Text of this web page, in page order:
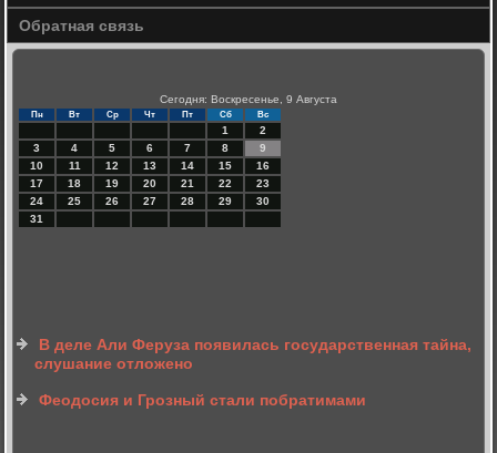
Обратная связь
Сегодня: Воскресенье, 9 Августа
Пн Вт Ср Чт Пт Сб Вс
1
2
3
4 5 6 7 8
9
10
11 12 13 14 15
16
17
18 19 20 21 22
23
24
25 26 27 28 29
30
31
В деле Али Феруза появилась государственная тайна,
слушание отложено
Феодосия и Грозный стали побратимами